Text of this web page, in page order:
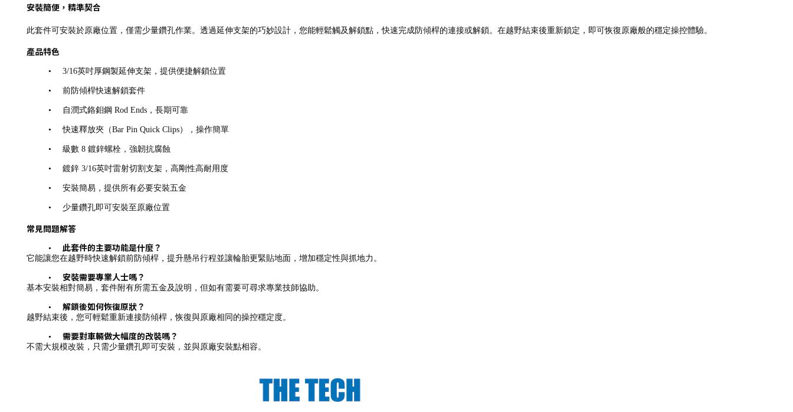
安裝簡便，精準契合
此套件可安裝於原廠位置，僅需少量鑽孔作業。透過延伸支架的巧妙設計，您能輕鬆觸及解鎖點，快速完成防傾桿的連接或解鎖。在越野結束後重新鎖定，即可恢復原廠般的穩定操控體驗。
產品特色
• 3/16英吋厚鋼製延伸支架，提供便捷解鎖位置
• 前防傾桿快速解鎖套件
• 自潤式鉻鉬鋼 Rod Ends，長期可靠
• 快速釋放夾（Bar Pin Quick Clips），操作簡單
• 級數 8 鍍鋅螺栓，強韌抗腐蝕
• 鍍鋅 3/16英吋雷射切割支架，高剛性高耐用度
• 安裝簡易，提供所有必要安裝五金
• 少量鑽孔即可安裝至原廠位置
常見問題解答
• 此套件的主要功能是什麼？
它能讓您在越野時快速解鎖前防傾桿，提升懸吊行程並讓輪胎更緊貼地面，增加穩定性與抓地力。
• 安裝需要專業人士嗎？
基本安裝相對簡易，套件附有所需五金及說明，但如有需要可尋求專業技師協助。
• 解鎖後如何恢復原狀？
越野結束後，您可輕鬆重新連接防傾桿，恢復與原廠相同的操控穩定度。
• 需要對車輛做大幅度的改裝嗎？
不需大規模改裝，只需少量鑽孔即可安裝，並與原廠安裝點相容。